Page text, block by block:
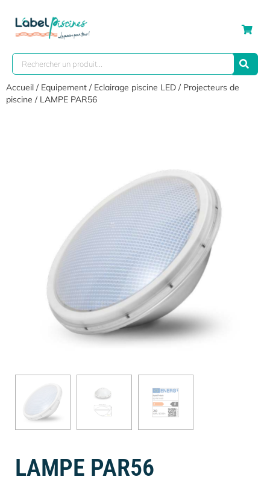
Accueil / Equipement / Eclairage piscine LED / Projecteurs de
piscine / LAMPE PAR56
LAMPE PAR56